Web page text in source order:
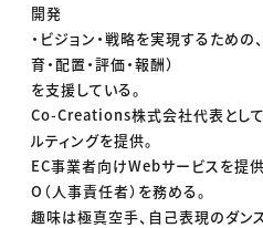
開発
・ビジョン・戦略を実現するため
育・配置・評価・報酬）
を支援している。
Co-Creations株式会社代表として
ルティングを提供。
EC事業者向けWebサービスを提
O（人事責任者）を務める。
趣味は極真空手、自己表現のダン